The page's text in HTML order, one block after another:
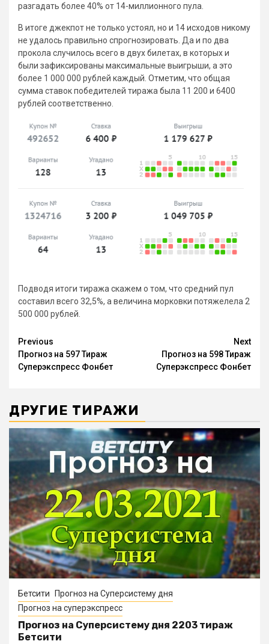
разгадать более 40% от 14-миллионного пула.
В итоге джекпот не только устоял, но и 14 исходов никому
не удалось правильно спрогнозировать. Да и по два
прокола случилось всего в двух билетах, в которых и
были зафиксированы максимальные выигрыши, а это
более 1 000 000 рублей каждый. Отметим, что общая
сумма ставок победителей тиража была 11 200 и 6400
рублей соответственно.
Подводя итоги тиража скажем о том, что средний пул
составил всего 32,5%, а величина морковки потяжелела 2
500 000 рублей.
Continue
Reading
Previous
Прогноз на 597 Тираж
Суперэкспресс Фонбет
Next
Прогноз на 598 Тираж
Суперэкспресс Фонбет
ДРУГИЕ ТИРАЖИ
Бетсити
Прогноз на Суперсистему дня
Прогноз на суперэкспресс
Прогноз на Суперсистему дня 2203 тираж
Бетсити